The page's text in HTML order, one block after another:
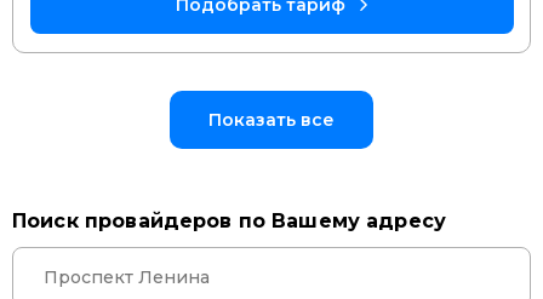
Показать все
Поиск провайдеров по Вашему адресу